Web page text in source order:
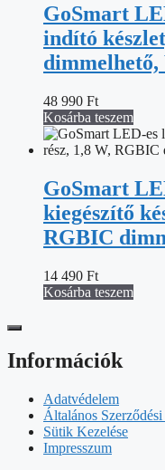
GoSmart
indító
48 990 Ft
Kosárba teszem
GoSmart
kiegészítő
RGBIC
14 490 Ft
Kosárba teszem
Információk
Adatvédelem
Általános
Sütik Kezelése
Impresszum